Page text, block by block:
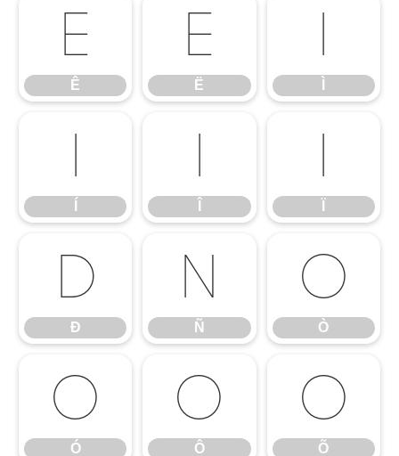
Ê
Ê
Ë
Ë
Ì
Í Î Ï
Ð
Ð
Ñ
Ñ
Ò
Ò
Ó
Ó
Ô
Ô
Õ
Õ